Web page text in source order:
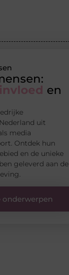
en
uit
media
Ontdek hun
en de unieke
geleverd aan de
onderwerpen